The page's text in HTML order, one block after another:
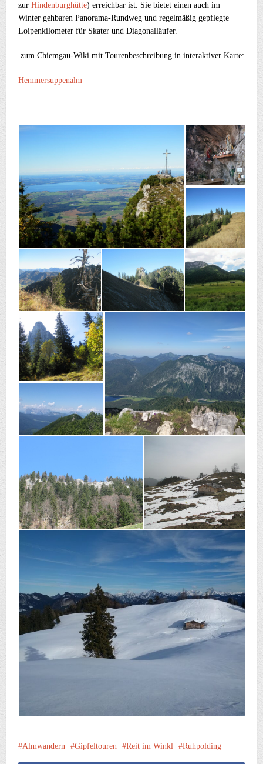
zurHindenburghütte) erreichbar ist. Sie bietet einen auch im
Winter gehbaren Panorama-Rundweg und regelmäßig gepflegte
Loipenkilometer für Skater und Diagonalläufer.
zum Chiemgau-Wiki mit Tourenbeschreibung in interaktiver Karte:
Hemmersuppenalm
Almwandern Gipfeltouren Reit im Winkl Ruhpolding